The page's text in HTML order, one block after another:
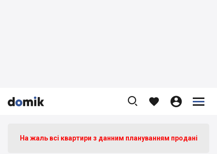


    


На жаль всі квартири з данним плануванням продані